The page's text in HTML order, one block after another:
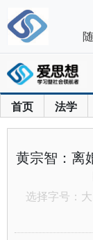
首页 法学
黄宗智：离
选择字号： 大